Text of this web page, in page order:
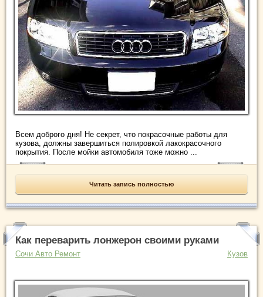
Всем доброго дня! Не секрет, что покрасочные работы для
кузова, должны завершиться полировкой лакокрасочного
покрытия. После мойки автомобиля тоже можно ...
Читать запись полностью
Как переварить лонжерон своими руками
Сочи Авто Ремонт Кузов